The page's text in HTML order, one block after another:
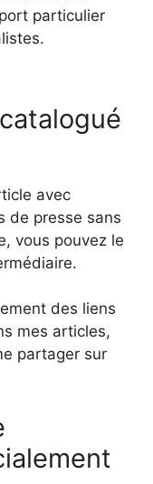
particulier
avec
de presse sans
vous pouvez le
des liens
mes articles,
partager sur